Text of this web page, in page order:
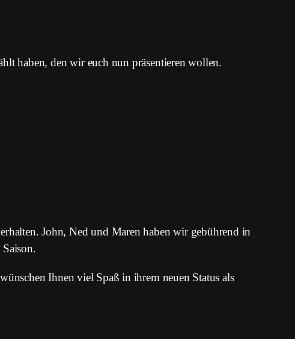
haben, den wir euch nun präsentieren wollen.
John, Ned und Maren haben wir gebührend in
Ihnen viel Spaß in ihrem neuen Status als